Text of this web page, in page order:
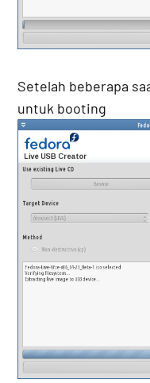
Setelah beberapa
untuk booting